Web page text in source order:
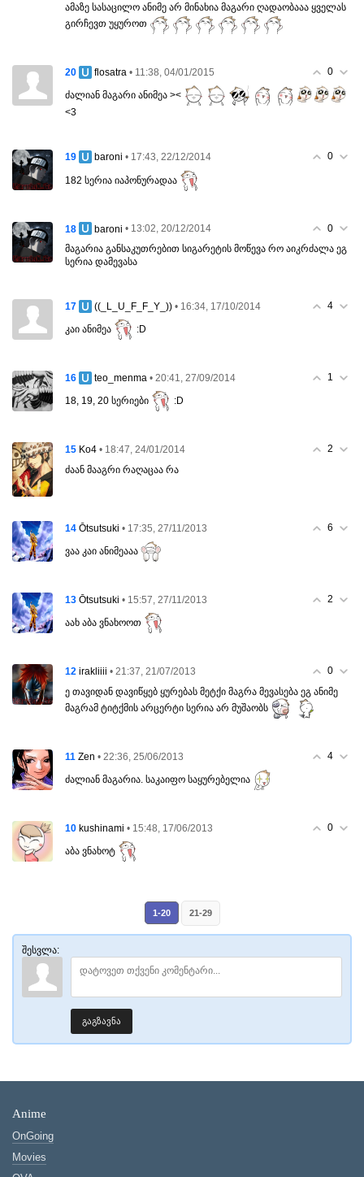
ამაზე სასაცილო ანიმე არ მინახია მაგარი ღადაობააა ყველას
გირჩევთ უყუროთ
0
20 flosatra • 11:38, 04/01/2015
ძალიან მაგარი ანიმეა ><
<3
0
19 baroni • 17:43, 22/12/2014
182 სერია იაპონურადაა
0
18 baroni • 13:02, 20/12/2014
მაგარია განსაკუთრებით სიგარეტის მოწევა რო აიკრძალა ეგ
სერია დამევასა
4
17 ((_L_U_F_F_Y_)) • 16:34, 17/10/2014
კაი ანიმეა :D
1
16 teo_menma • 20:41, 27/09/2014
18, 19, 20 სერიები :D
2
15 Ko4 • 18:47, 24/01/2014
ძაან მააგრი რაღაცაა რა
6
14 Ōtsutsuki • 17:35, 27/11/2013
ვაა კაი ანიმეააა
2
13 Ōtsutsuki • 15:57, 27/11/2013
აახ აბა ვნახოოთ
0
12 irakliiii • 21:37, 21/07/2013
ე თავიდან დავიწყებ ყურებას მეტქი მაგრა მევასება ეგ ანიმე
მაგრამ ტიტქმის არცერტი სერია არ მუშაობს
4
11 Zen • 22:36, 25/06/2013
ძალიან მაგარია. საკაიფო საყურებელია
0
10 kushinami • 15:48, 17/06/2013
აბა ვნახოტ
1-20 21-29
შესვლა:
გაგზავნა
Anime
OnGoing
Movies